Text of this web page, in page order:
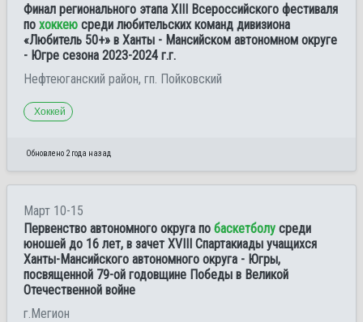
Финал регионального этапа ХIII Всероссийского фестиваля
по хоккею среди любительских команд дивизиона
«Любитель 50+» в Ханты - Мансийском автономном округе
- Югре сезона 2023-2024 г.г.
Нефтеюганский район, гп. Пойковский
Хоккей
Обновлено 2 года назад
Март 10-15
Первенство автономного округа по баскетболу среди
юношей до 16 лет, в зачет XVIII Спартакиады учащихся
Ханты-Мансийского автономного округа - Югры,
посвященной 79-ой годовщине Победы в Великой
Отечественной войне
г.Мегион